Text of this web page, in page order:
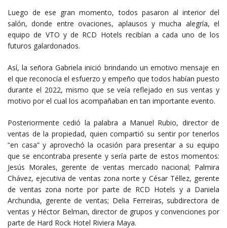
Luego de ese gran momento, todos pasaron al interior del
salón, donde entre ovaciones, aplausos y mucha alegría, el
equipo de VTO y de RCD Hotels recibían a cada uno de los
futuros galardonados.
Así, la señora Gabriela inició brindando un emotivo mensaje en
el que reconocía el esfuerzo y empeño que todos habían puesto
durante el 2022, mismo que se veía reflejado en sus ventas y
motivo por el cual los acompañaban en tan importante evento.
Posteriormente cedió la palabra a Manuel Rubio, director de
ventas de la propiedad, quien compartió su sentir por tenerlos
“en casa” y aprovechó la ocasión para presentar a su equipo
que se encontraba presente y sería parte de estos momentos:
Jesús Morales, gerente de ventas mercado nacional; Palmira
Chávez, ejecutiva de ventas zona norte y César Téllez, gerente
de ventas zona norte por parte de RCD Hotels y a Daniela
Archundia, gerente de ventas; Delia Ferreiras, subdirectora de
ventas y Héctor Belman, director de grupos y convenciones por
parte de Hard Rock Hotel Riviera Maya.